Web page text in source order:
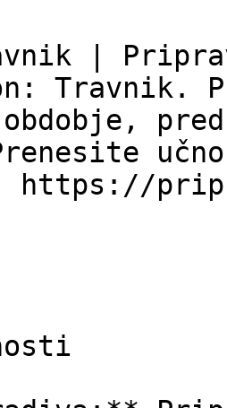
|
Travnik.
https://